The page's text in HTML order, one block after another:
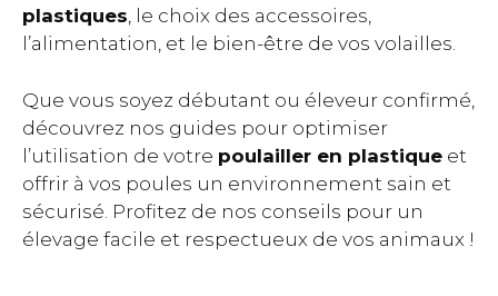
plastiques, le choix des accessoires,
l’alimentation, et le bien-être de vos volailles.
Que vous soyez débutant ou éleveur confirmé,
découvrez nos guides pour optimiser
l’utilisation de votre poulailler en plastique et
offrir à vos poules un environnement sain et
sécurisé. Profitez de nos conseils pour un
élevage facile et respectueux de vos animaux !